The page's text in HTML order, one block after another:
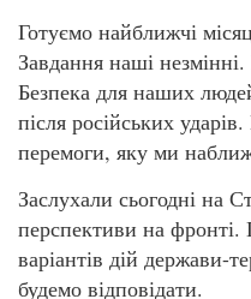
Готуємо найближчі
Завдання наші
Безпека для наших
після російських
перемоги, яку ми
Заслухали сьогодні на
перспективи на фронті.
варіантів дій держави-
будемо відповідати.